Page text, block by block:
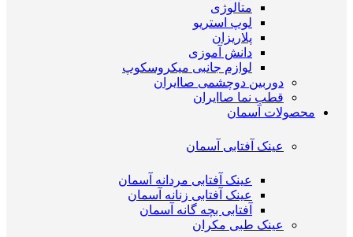
متالوژی
لوپ استریو
پلاریزان
دانش آموزی
لوازم جانبی میکروسکوپ
دوربین دوچشمی صاایران
قطب نما صاایران
محصولات آسمان
عینک آفتابی آسمان
عینک آفتابی مردانه آسمان
عینک آفتابی زنانه آسمان
آفتابی بچه گانه آسمان
عینک طبی مکران